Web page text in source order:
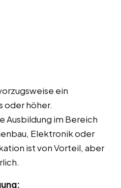
ein
oder höher.
Ausbildung im Bereich
Elektronik oder
ist von Vorteil, aber